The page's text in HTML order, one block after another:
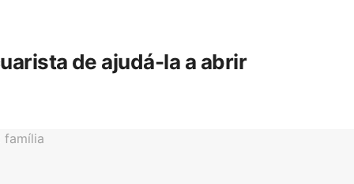
de ajudá-la a abrir